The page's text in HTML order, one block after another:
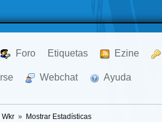
Foro Etiquetas Ezine
Webchat Ayuda
Wkr » Mostrar Estadísticas